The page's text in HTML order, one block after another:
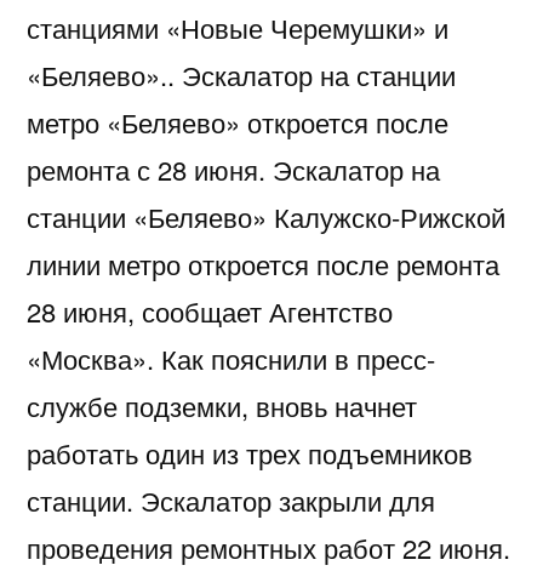
станциями «Новые Черемушки» и
«Беляево».. Эскалатор на станции
метро «Беляево» откроется после
ремонта с 28 июня. Эскалатор на
станции «Беляево» Калужско-Рижской
линии метро откроется после ремонта
28 июня, сообщает Агентство
«Москва». Как пояснили в пресс-
службе подземки, вновь начнет
работать один из трех подъемников
станции. Эскалатор закрыли для
проведения ремонтных работ 22 июня.